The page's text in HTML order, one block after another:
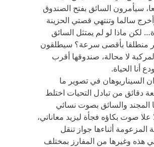
سيأمرون السائق بفتح الصندوق
سالما وتنتهي قصتي الحزينة
لكن ماذا لو لم يمتثل السائق
منطلقا بأقصى سرعة؟ سيطلقون
لا محالة، صندوقها أقرب
أنا الحياة.
السيناريوهان في تصوير ما
دقائق من تبادل التحيات اختلط
المجند والسائق بصوت نسائي
علا صوت بكاؤه فجأة ليزيد معاناتي،
المزعومة أثناءها جواز تنقل
هذه وغيرها من المفارز بمختلف